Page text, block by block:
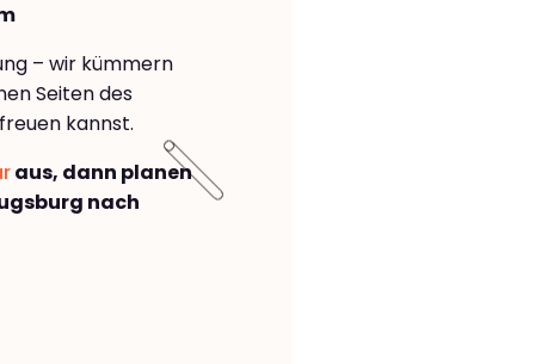
– wir kümmern
Seiten des
kannst.
aus, dann planen
nach